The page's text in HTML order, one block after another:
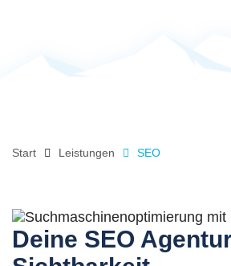
Start Leistungen SEO
Deine SEO